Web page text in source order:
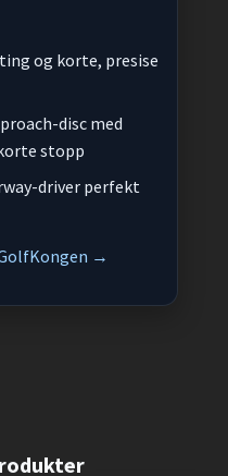
og korte, presise
disc med
stopp
driver perfekt
→